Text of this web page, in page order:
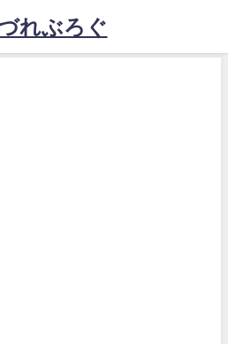
れぶろぐ